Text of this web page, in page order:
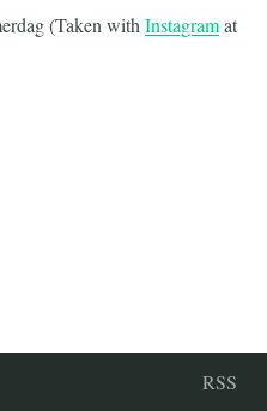
(Taken withInstagramat
RSS